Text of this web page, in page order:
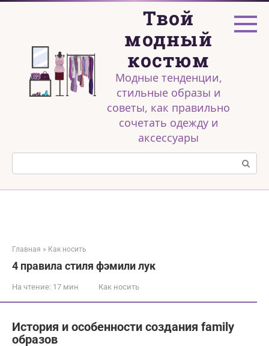
Перейти
Твой
модный
костюм
Модные тенденции,
стильные образы и
советы, как правильно
сочетать одежду и
аксессуары
Поиск:
Главная » Как носить
4 правила стиля фэмили лук
На чтение: 17 мин Как носить
История и особенности создания family
образов